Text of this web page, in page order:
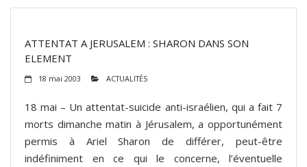
ATTENTAT A JERUSALEM : SHARON DANS SON
ELEMENT
18 mai 2003 ACTUALITÉS
18 mai – Un attentat-suicide anti-israélien, qui a fait 7
morts dimanche matin à Jérusalem, a opportunément
permis à Ariel Sharon de différer, peut-être
indéfiniment en ce qui le concerne, l’éventuelle